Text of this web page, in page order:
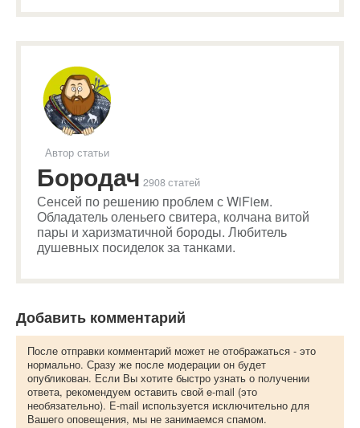
Автор статьи
Бородач 2908 статей
Сенсей по решению проблем с WiFiем.
Обладатель оленьего свитера, колчана витой
пары и харизматичной бороды. Любитель
душевных посиделок за танками.
Добавить комментарий
После отправки комментарий может не отображаться - это
нормально. Сразу же после модерации он будет
опубликован. Если Вы хотите быстро узнать о получении
ответа, рекомендуем оставить свой e-mail (это
необязательно). E-mail используется исключительно для
Вашего оповещения, мы не занимаемся спамом.